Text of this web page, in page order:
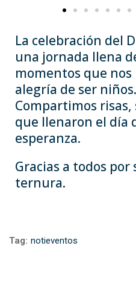
La celebración del
una jornada llena
momentos que
alegría de ser niños.
Compartimos risas,
que llenaron el día
esperanza.
Gracias a todos por
ternura.
Tag: notieventos